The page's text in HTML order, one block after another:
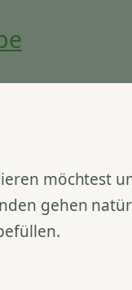
möchtest
gehen